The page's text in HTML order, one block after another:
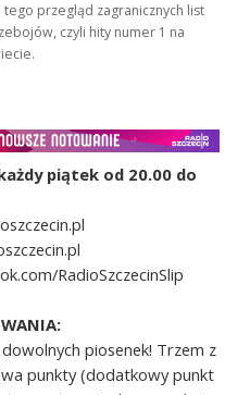
tego przegląd zagranicznych list
czyli hity numer 1 na
piątek od 20.00 do
RadioSzczecinSlip
piosenek! Trzem z
punkty (dodatkowy punkt